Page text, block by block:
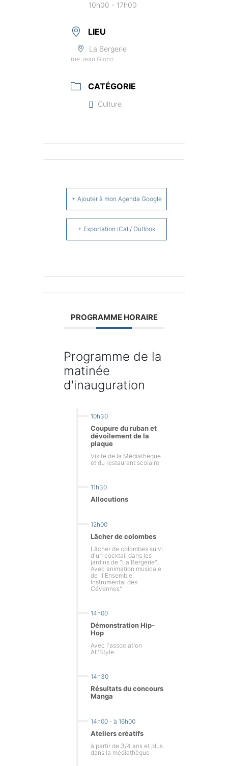
10h00 - 17h00
LIEU
La Bergerie
rue Jean Giono
CATÉGORIE
Culture
+ Ajouter à mon Agenda Google
+ Exportation iCal / Outlook
PROGRAMME HORAIRE
Programme de la
matinée
d'inauguration
10h30
Coupure du ruban et
dévoilement de la
plaque
Visite de la Médiathèque
et du restaurant scolaire
11h30
Allocutions
12h00
Lâcher de colombes
Lâcher de colombes suivi
d'un cocktail dans les
jardins de "La Bergerie".
Avec animation musicale
de "l'Ensemble
Instrumental des
Cévennes"
14h00
Démonstration Hip-
Hop
Avec l'association
All'Style
14h30
Résultats du concours
Manga
14h00 - à 16h00
Ateliers créatifs
à partir de 3/4 ans et plus
dans la médiathèque